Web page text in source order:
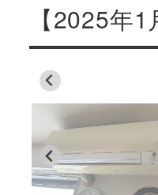
【2025年